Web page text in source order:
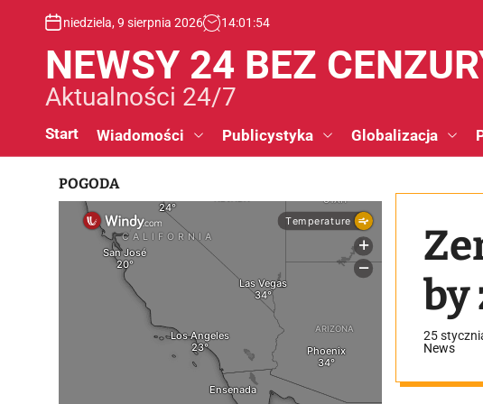
niedziela, 9 sierpnia 2026 14:01 :55
NEWSY 24 BEZ
Aktualności 24/7
Start Wiadomości Publicystyka Globalizacja
by
25
News
POGODA